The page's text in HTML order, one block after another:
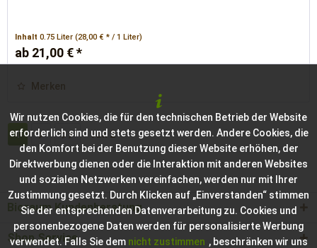
Inhalt0.75 Liter(28,00 € * / 1 Liter)
ab 21,00 € *
Merken
1 von 2
Bioraum Kundenberatung
Shop Service
Wir nutzen Cookies, die für den technischen Betrieb der Website
erforderlich sind und stets gesetzt werden. Andere Cookies, die
den Komfort bei der Benutzung dieser Website erhöhen, der
Direktwerbung dienen oder die Interaktion mit anderen Websites
und sozialen Netzwerken vereinfachen, werden nur mit Ihrer
Zustimmung gesetzt. Durch Klicken auf „Einverstanden“ stimmen
Sie der entsprechenden Datenverarbeitung zu. Cookies und
personenbezogene Daten werden für personalisierte Werbung
verwendet. Falls Sie dem nicht zustimmen , beschränken wir uns